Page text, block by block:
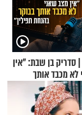
סדריק בן שבת: "אין
לא מכבד אותך
תפילין"